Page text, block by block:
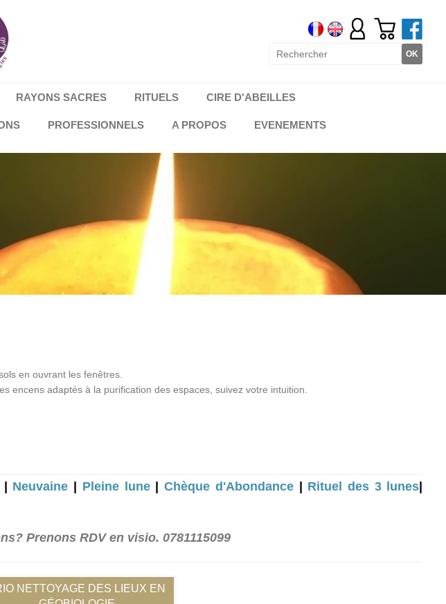
RAYONS SACRES RITUELS CIRE D'ABEILLES
PROFESSIONNELS A PROPOS EVENEMENTS
en ouvrant les fenêtres.
encens adaptés à la purification des espaces, suivez votre intuition.
Neuvaine Pleine lune|Chèque d'Abondance| Rituel des 3 lunes
Prenons RDV en visio. 0781115099
NETTOYAGE DES LIEUX EN